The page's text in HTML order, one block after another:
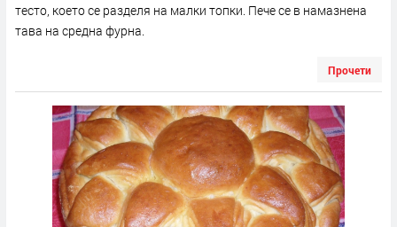
тесто, което се разделя на малки топки. Пече се в намазнена
тава на средна фурна.
Прочети